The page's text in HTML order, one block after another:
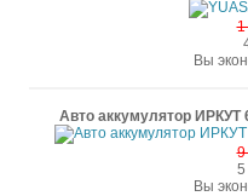
1
Вы
Авто аккумулятор ИРКУТ
9
5
Вы